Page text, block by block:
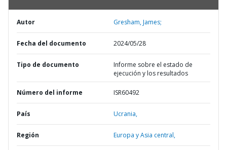
Autor Gresham, James;
Fecha del documento 2024/05/28
Tipo de documento
Informe sobre el estado de
ejecución y los resultados
Número del informe ISR60492
País Ucrania,
Región Europa y Asia central,